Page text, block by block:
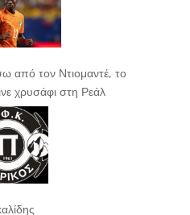
από τον Ντιομαντέ, το
χρυσάφι στη Ρεάλ